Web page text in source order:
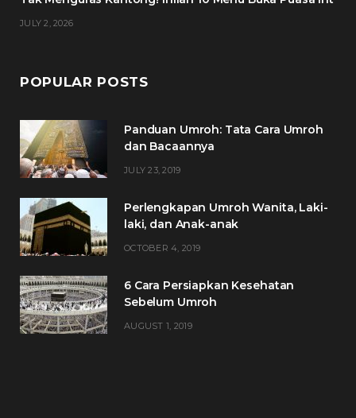
JULY 2, 2026
POPULAR POSTS
Panduan Umroh: Tata Cara Umroh
dan Bacaannya
JULY 23, 2019
Perlengkapan Umroh Wanita, Laki-
laki, dan Anak-anak
OCTOBER 4, 2019
6 Cara Persiapkan Kesehatan
Sebelum Umroh
AUGUST 1, 2019